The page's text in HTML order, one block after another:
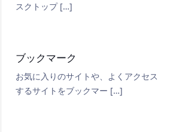
スクトップ […]
ブックマーク
お気に入りのサイトや、よくアクセス
するサイトをブックマー […]